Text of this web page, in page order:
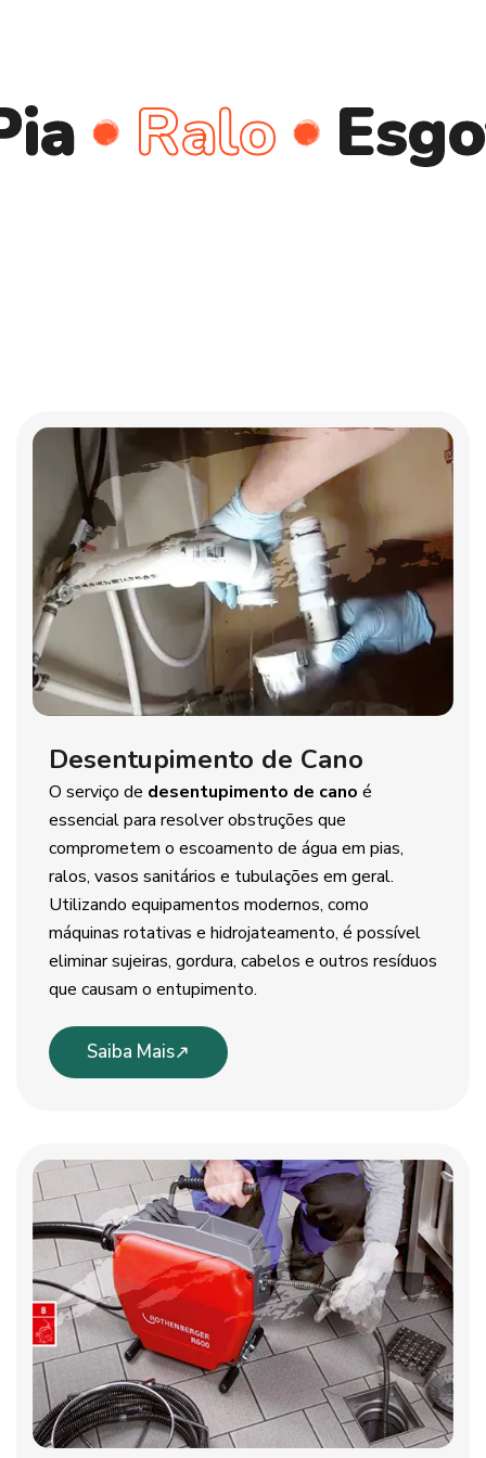
Esgoto
Desentupimento de Cano
O serviço de desentupimento de cano é
essencial para resolver obstruções que
comprometem o escoamento de água em pias,
ralos, vasos sanitários e tubulações em geral.
Utilizando equipamentos modernos, como
máquinas rotativas e hidrojateamento, é possível
eliminar sujeiras, gordura, cabelos e outros resíduos
que causam o entupimento.
Saiba Mais